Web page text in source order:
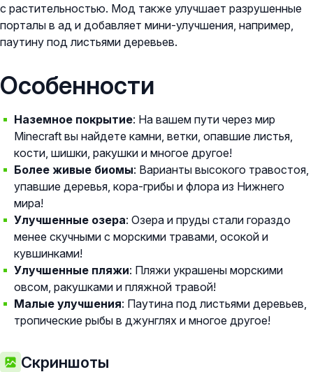
с растительностью. Мод также улучшает разрушенные
порталы в ад и добавляет мини-улучшения, например,
паутину под листьями деревьев.
Особенности
Наземное покрытие: На вашем пути через мир
Minecraft вы найдете камни, ветки, опавшие листья,
кости, шишки, ракушки и многое другое!
Более живые биомы: Варианты высокого травостоя,
упавшие деревья, кора-грибы и флора из Нижнего
мира!
Улучшенные озера: Озера и пруды стали гораздо
менее скучными с морскими травами, осокой и
кувшинками!
Улучшенные пляжи: Пляжи украшены морскими
овсом, ракушками и пляжной травой!
Малые улучшения: Паутина под листьями деревьев,
тропические рыбы в джунглях и многое другое!
Скриншоты